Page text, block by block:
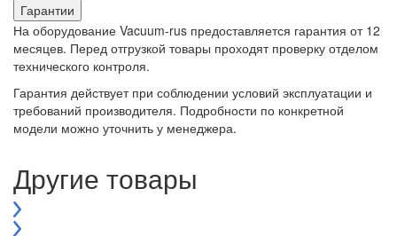
Гарантии
На оборудование Vacuum-rus предоставляется гарантия от 12
месяцев. Перед отгрузкой товары проходят проверку отделом
технического контроля.
Гарантия действует при соблюдении условий эксплуатации и
требований производителя. Подробности по конкретной
модели можно уточнить у менеджера.
Другие товары